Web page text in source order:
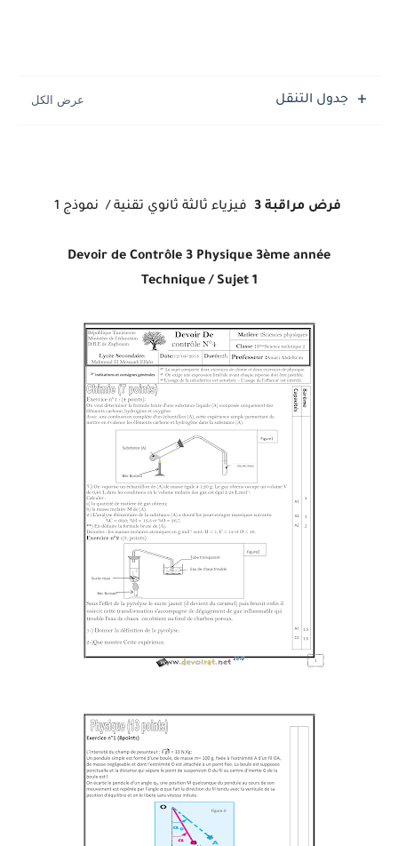
جدول التنقل
فرض مراقبة 3 فيزياء ثالثة ثانوي تقنية / نموذج 1
Devoir de Contrôle 3 Physique 3ème année
Technique / Sujet 1